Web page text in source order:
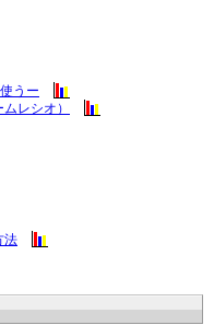
うー
レシオ）
法